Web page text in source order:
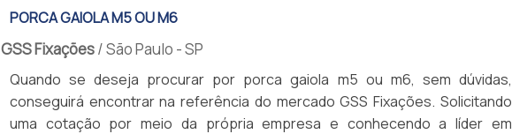
PORCA GAIOLA M5 OU M6
GSS Fixações/ São Paulo - SP
Quando se deseja procurar por porca gaiola m5 ou m6, sem dúvidas,
conseguirá encontrar na referência do mercado GSS Fixações. Solicitando
uma cotação por meio da própria empresa e conhecendo a líder em